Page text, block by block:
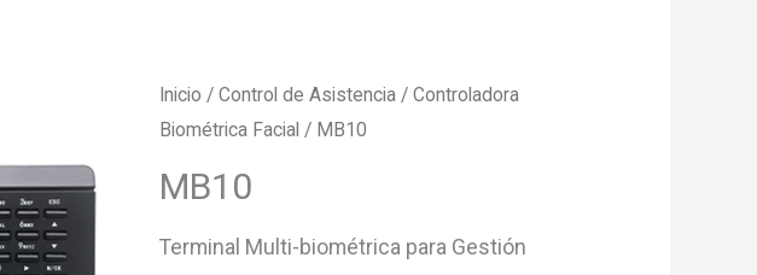
Inicio / Control de Asistencia / Controladora
Biométrica Facial / MB10
MB10
Terminal Multi-biométrica para Gestión